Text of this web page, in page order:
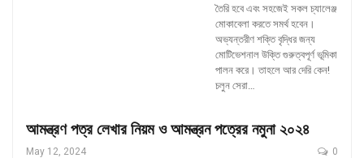
তৈরি হবে এবং সহজেই সকল চ্যালেঞ্জ
মোকাবেলা করতে সমর্থ হবেন।
অভ্যন্তরীণ শক্তি বৃদ্ধির জন্য
মোটিভেশনাল উক্তি গুরুত্বপূর্ণ ভূমিকা
পালন করে। তাহলে আর দেরি কেন!
চলুন সেরা…
আমন্ত্রণ পত্র লেখার নিয়ম ও আমন্ত্রন পত্রের নমুনা ২০২৪
May 12, 2024 0